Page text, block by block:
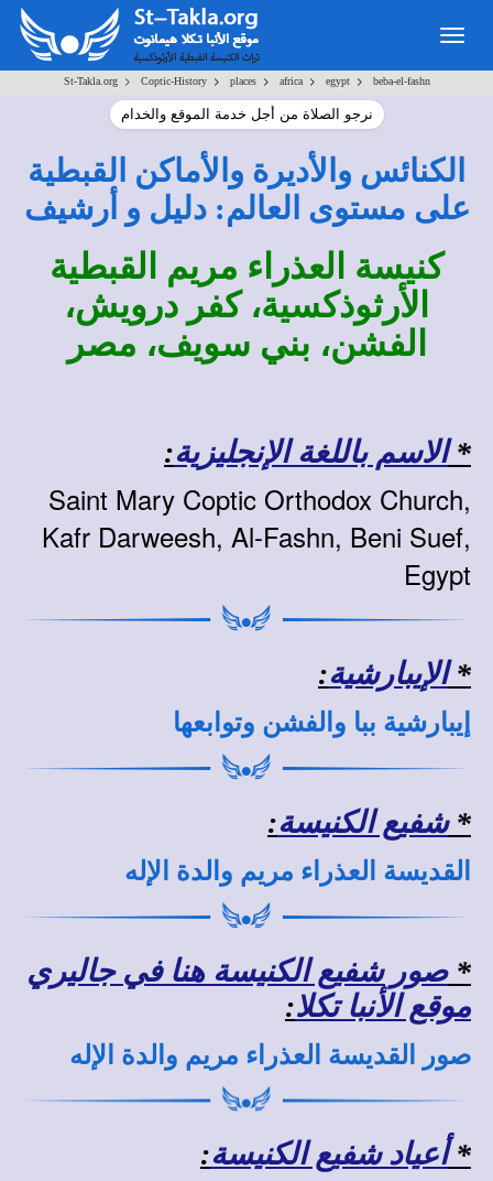
St-Takla.org> Coptic-History> places> africa> egypt> beba-el-fashn
نرجو الصلاة من أجل خدمة الموقع والخدام
الكنائس والأديرة والأماكن القبطية
على مستوى العالم: دليل و أرشيف
كنيسة العذراء مريم القبطية
الأرثوذكسية، كفر درويش،
الفشن، بني سويف، مصر
*الاسم باللغة الإنجليزية:
Saint Mary Coptic Orthodox Church,
Kafr Darweesh, Al-Fashn, Beni Suef,
Egypt
*الإيبارشية:
إيبارشية ببا والفشن وتوابعها
*شفيع الكنيسة:
القديسة العذراء مريم والدة الإله
*صور شفيع الكنيسة هنا في جاليري
موقع الأنبا تكلا:
صور القديسة العذراء مريم والدة الإله
*أعياد شفيع الكنيسة: